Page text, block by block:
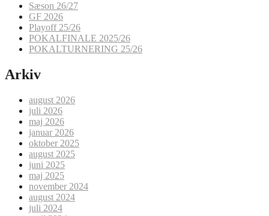
Sæson 26/27
GF 2026
Playoff 25/26
POKALFINALE 2025/26
POKALTURNERING 25/26
Arkiv
august 2026
juli 2026
maj 2026
januar 2026
oktober 2025
august 2025
juni 2025
maj 2025
november 2024
august 2024
juli 2024